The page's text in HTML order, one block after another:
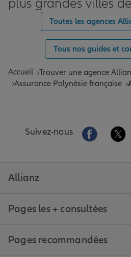
plus grandes villes
Toutes les agences
Tous nos guides et
Accueil Trouver une agence
Assurance Polynésie française
Suivez-nous Aller sur la
Allianz
Pages les + consultées
Pages recommandées